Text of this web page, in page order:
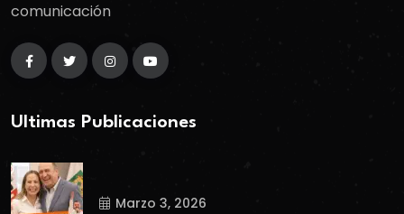
comunicación
Ultimas Publicaciones
Marzo 3, 2026